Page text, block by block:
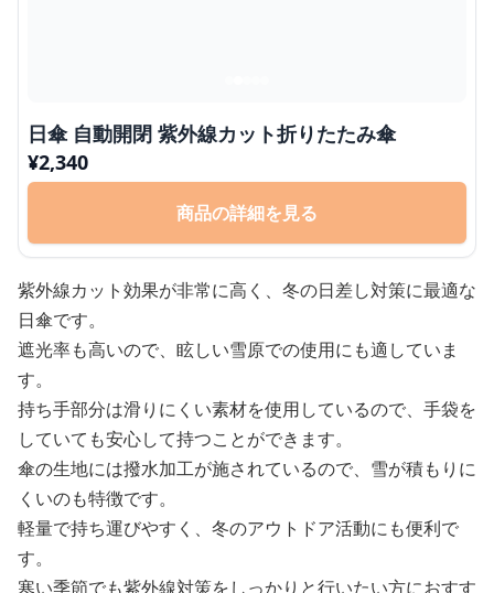
日傘 自動開閉 紫外線カット折りたたみ傘
¥2,340
商品の詳細を見る
紫外線カット効果が非常に高く、冬の日差し対策に最適な
日傘です。
遮光率も高いので、眩しい雪原での使用にも適していま
す。
持ち手部分は滑りにくい素材を使用しているので、手袋を
していても安心して持つことができます。
傘の生地には撥水加工が施されているので、雪が積もりに
くいのも特徴です。
軽量で持ち運びやすく、冬のアウトドア活動にも便利で
す。
寒い季節でも紫外線対策をしっかりと行いたい方におすす